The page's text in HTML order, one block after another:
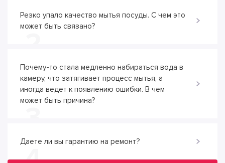
Резко упало качество мытья посуды. С чем это
может быть связано?
Почему-то стала медленно набираться вода в
камеру, что затягивает процесс мытья, а
иногда ведет к появлению ошибки. В чем
может быть причина?
Даете ли вы гарантию на ремонт?